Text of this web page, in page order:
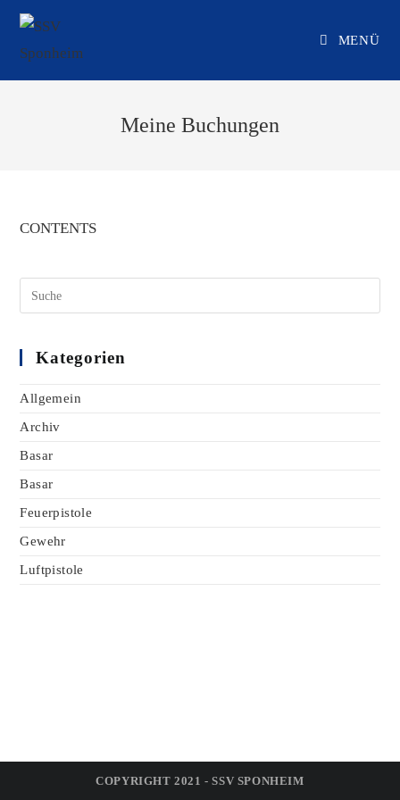
Zum
springen
MENÜ
Meine Buchungen
CONTENTS
nach:
Kategorien
Allgemein
Archiv
Basar
Basar
Feuerpistole
Gewehr
Luftpistole
COPYRIGHT 2021 - SSV SPONHEIM